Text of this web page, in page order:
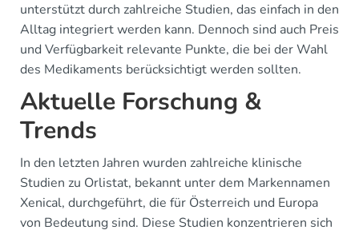
unterstützt durch zahlreiche Studien, das einfach in den
Alltag integriert werden kann. Dennoch sind auch Preis
und Verfügbarkeit relevante Punkte, die bei der Wahl
des Medikaments berücksichtigt werden sollten.
Aktuelle Forschung &
Trends
In den letzten Jahren wurden zahlreiche klinische
Studien zu Orlistat, bekannt unter dem Markennamen
Xenical, durchgeführt, die für Österreich und Europa
von Bedeutung sind. Diese Studien konzentrieren sich